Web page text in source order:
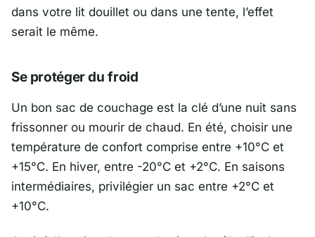
dans votre lit douillet ou dans une tente, l’effet
serait le même.
Se protéger du froid
Un bon sac de couchage est la clé d’une nuit sans
frissonner ou mourir de chaud. En été, choisir une
température de confort comprise entre +10°C et
+15°C. En hiver, entre -20°C et +2°C. En saisons
intermédiaires, privilégier un sac entre +2°C et
+10°C.